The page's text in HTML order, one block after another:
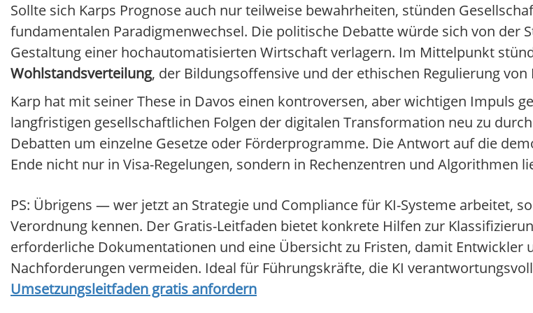
Sollte sich Karps Prognose auch nur teilweise bewahrheiten, stünden
fundamentalen Paradigmenwechsel. Die politische Debatte würde sich von der
Gestaltung einer hochautomatisierten Wirtschaft verlagern. Im Mittelpunkt
Wohlstandsverteilung, der Bildungsoffensive und der ethischen Regulierung von
Karp hat mit seiner These in Davos einen kontroversen, aber wichtigen Impuls
langfristigen gesellschaftlichen Folgen der digitalen Transformation neu zu
Debatten um einzelne Gesetze oder Förderprogramme. Die Antwort auf die
Ende nicht nur in Visa-Regelungen, sondern in Rechenzentren und Algorithmen
PS: Übrigens — wer jetzt an Strategie und Compliance für KI-Systeme arbeitet,
Verordnung kennen. Der Gratis-Leitfaden bietet konkrete Hilfen zur
erforderliche Dokumentationen und eine Übersicht zu Fristen, damit Entwickler
Nachforderungen vermeiden. Ideal für Führungskräfte, die KI
Umsetzungsleitfaden gratis anfordern